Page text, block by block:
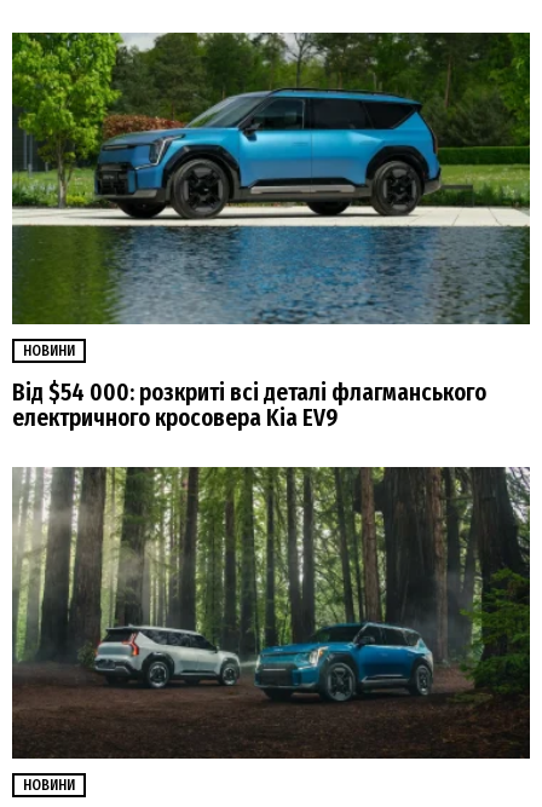
НОВИНИ
Від $54 000: розкриті всі деталі флагманського
електричного кросовера Kia EV9
НОВИНИ